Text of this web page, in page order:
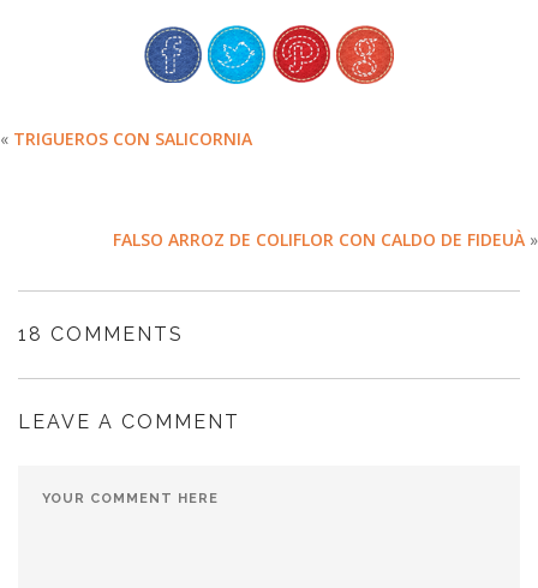
« TRIGUEROS CON SALICORNIA
FALSO ARROZ DE COLIFLOR CON CALDO DE FIDEUÀ »
18 COMMENTS
LEAVE A COMMENT